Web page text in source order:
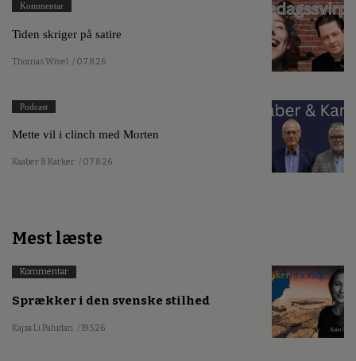
Kommentar
Tiden skriger på satire
Thomas Wivel / 07.8.26
Podcast
Mette vil i clinch med Morten
Kaaber & Karker / 07.8.26
Mest læste
Kommentar
Sprækker i den svenske stilhed
Kajsa Li Paludan / 19.5.26